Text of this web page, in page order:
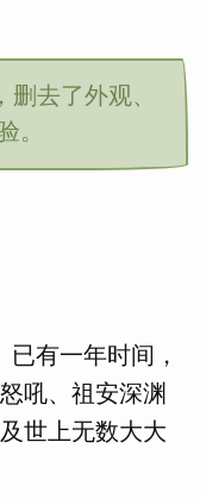
去了外观、
。
已有一年时间，
吼、祖安深渊
世上无数大大